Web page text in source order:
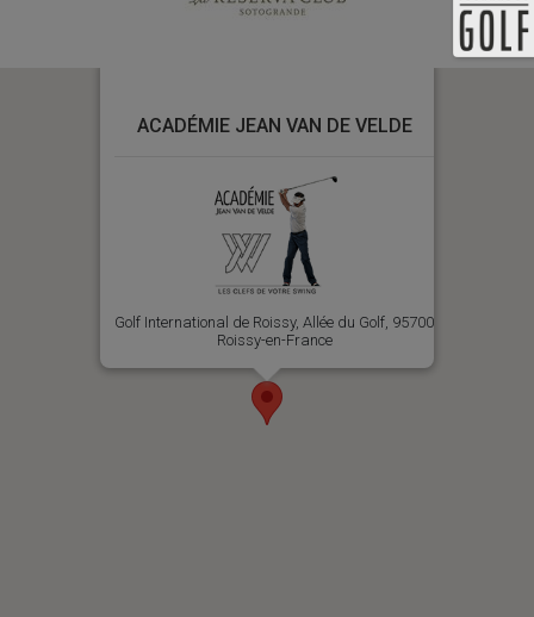
ACADÉMIE JEAN VAN DE VELDE
Golf International de Roissy, Allée du Golf, 95700
Roissy-en-France